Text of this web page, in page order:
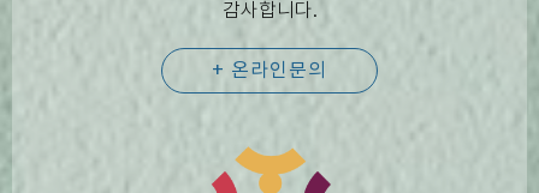
감사합니다.
+ 온라인문의